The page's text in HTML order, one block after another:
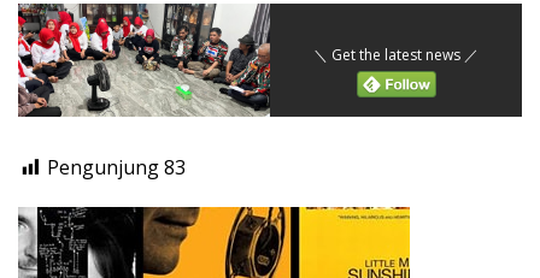
＼ Get the latest news ／
Pengunjung83